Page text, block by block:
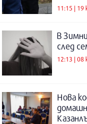
11:15 | 19
В
след
12:13 | 08
Нова